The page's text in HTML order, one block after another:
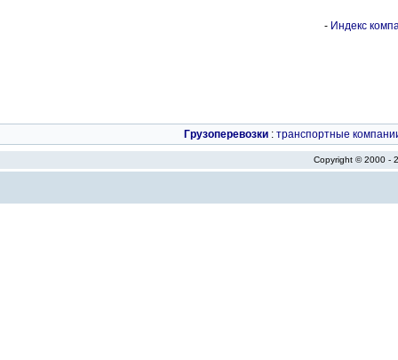
- Индекс
Грузоперевозки : транспортные
Copyright © 2000 -